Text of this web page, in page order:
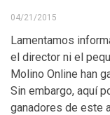
04/21/2015
Lamentamos
el director ni el
Molino Online han
Sin embargo, aquí
ganadores de este